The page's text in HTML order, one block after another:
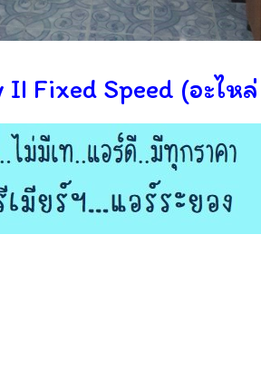
Fixed Speed (อะไห